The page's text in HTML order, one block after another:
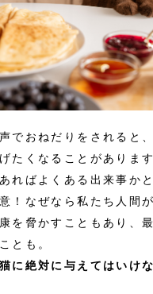
でおねだりをされると
たくなることがありま
ればよくある出来事か
！なぜなら私たち人間
を脅かすこともあり、
とも。
猫に絶対に与えてはいけ